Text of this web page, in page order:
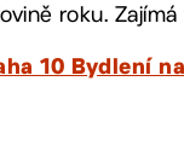
roku.
10 Bydlení